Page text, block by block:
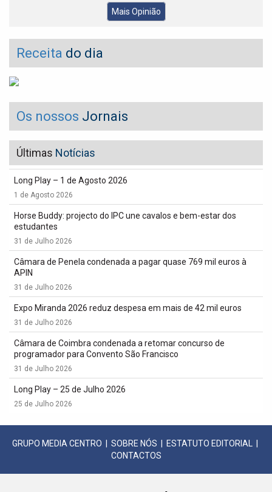
Mais Opinião
Receita do dia
Os nossos Jornais
Últimas Notícias
Long Play – 1 de Agosto 2026
1 de Agosto 2026
Horse Buddy: projecto do IPC une cavalos e bem-estar dos
estudantes
31 de Julho 2026
Câmara de Penela condenada a pagar quase 769 mil euros à
APIN
31 de Julho 2026
Expo Miranda 2026 reduz despesa em mais de 42 mil euros
31 de Julho 2026
Câmara de Coimbra condenada a retomar concurso de
programador para Convento São Francisco
31 de Julho 2026
Long Play – 25 de Julho 2026
25 de Julho 2026
GRUPO MEDIA CENTRO SOBRE NÓS ESTATUTO EDITORIAL
CONTACTOS